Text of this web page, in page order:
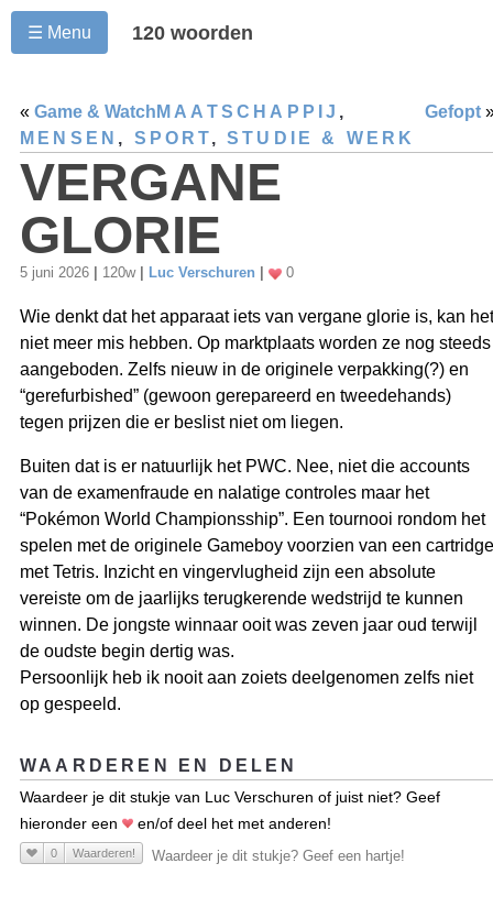
☰ Menu 120 woorden
« Game & Watch Gefopt
MAATSCHAPPIJ ,
MENSEN , SPORT,STUDIE & WERK
VERGANE
GLORIE
5 juni 2026 120w Luc Verschuren 0
Wie denkt dat het apparaat iets van vergane glorie is, kan het
niet meer mis hebben. Op marktplaats worden ze nog steeds
aangeboden. Zelfs nieuw in de originele verpakking(?) en
“gerefurbished” (gewoon gerepareerd en tweedehands)
tegen prijzen die er beslist niet om liegen.
Buiten dat is er natuurlijk het PWC. Nee, niet die accounts
van de examenfraude en nalatige controles maar het
“Pokémon World Championsship”. Een tournooi rondom het
spelen met de originele Gameboy voorzien van een cartridge
met Tetris. Inzicht en vingervlugheid zijn een absolute
vereiste om de jaarlijks terugkerende wedstrijd te kunnen
winnen. De jongste winnaar ooit was zeven jaar oud terwijl
de oudste begin dertig was.
Persoonlijk heb ik nooit aan zoiets deelgenomen zelfs niet
op gespeeld.
WAARDEREN EN DELEN
Waardeer je dit stukje van Luc Verschuren of juist niet? Geef
hieronder een
en/of deel het met anderen!
0 Waarderen! Waardeer je dit stukje? Geef een hartje!